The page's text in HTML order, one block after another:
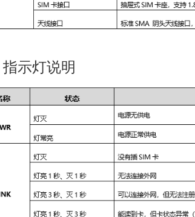
示灯说明